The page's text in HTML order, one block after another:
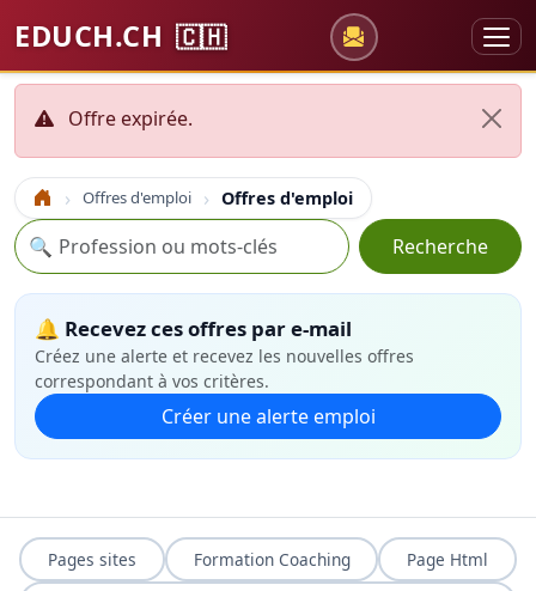
EDUCH.CH 🇨🇭
Offre expirée.
Accueil Offres d'emploi Offres d'emploi
Recherche
🔍 Recherche
🔔 Recevez ces offres par e-mail
Créez une alerte et recevez les nouvelles offres
correspondant à vos critères.
Créer une alerte emploi
Pages sites Formation Coaching
Page Html